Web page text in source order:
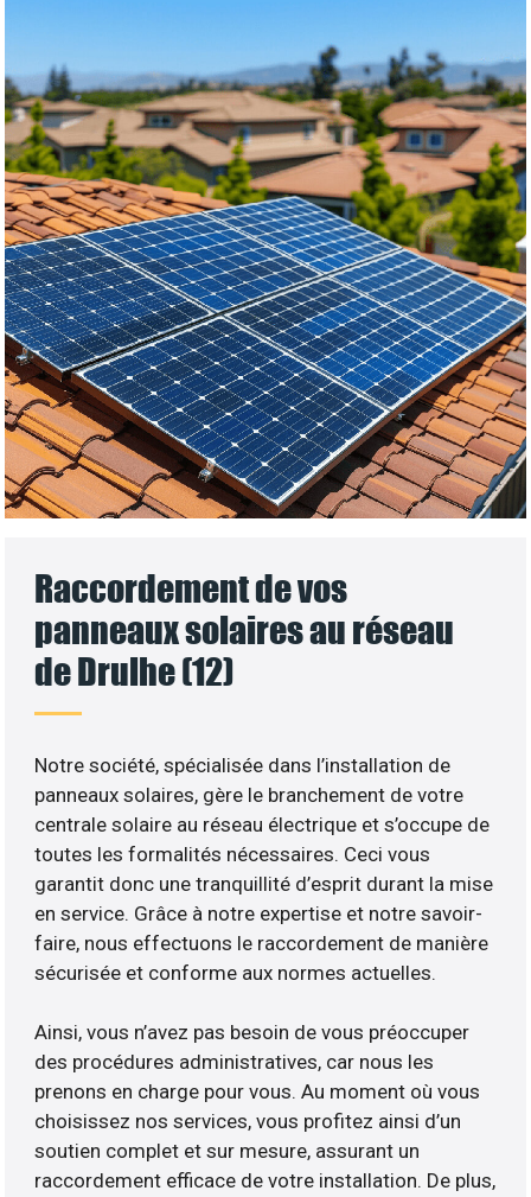
Raccordement de vos
panneaux solaires au réseau
de Drulhe (12)
Notre société, spécialisée dans l’installation de
panneaux solaires, gère le branchement de votre
centrale solaire au réseau électrique et s’occupe de
toutes les formalités nécessaires. Ceci vous
garantit donc une tranquillité d’esprit durant la mise
en service. Grâce à notre expertise et notre savoir-
faire, nous effectuons le raccordement de manière
sécurisée et conforme aux normes actuelles.
Ainsi, vous n’avez pas besoin de vous préoccuper
des procédures administratives, car nous les
prenons en charge pour vous. Au moment où vous
choisissez nos services, vous profitez ainsi d’un
soutien complet et sur mesure, assurant un
raccordement efficace de votre installation. De plus,